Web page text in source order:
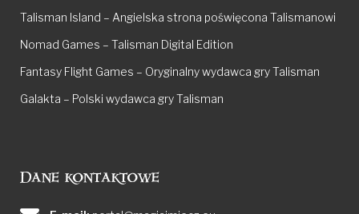
Talisman Island – Angielska strona poświęcona Talismanowi
Nomad Games – Talisman Digital Edition
Fantasy Flight Games – Oryginalny wydawca gry Talisman
Galakta – Polski wydawca gry Talisman
Dane kontaktowe